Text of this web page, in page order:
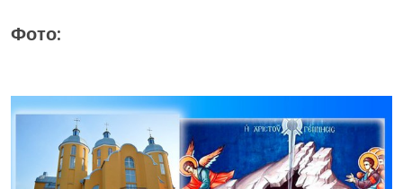
Фото: